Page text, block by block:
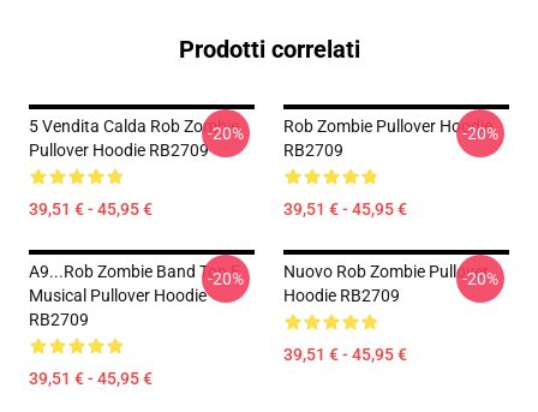
Prodotti correlati
5 Vendita Calda Rob Zombie
Pullover Hoodie RB2709
39,51 € - 45,95 €
-20%
Rob Zombie Pullover Hoodie
RB2709
39,51 € - 45,95 €
-20%
A9...rob Zombie Band Top E
Musical Pullover Hoodie
RB2709
39,51 € - 45,95 €
-20%
Nuovo Rob Zombie Pullover
Hoodie RB2709
39,51 € - 45,95 €
-20%